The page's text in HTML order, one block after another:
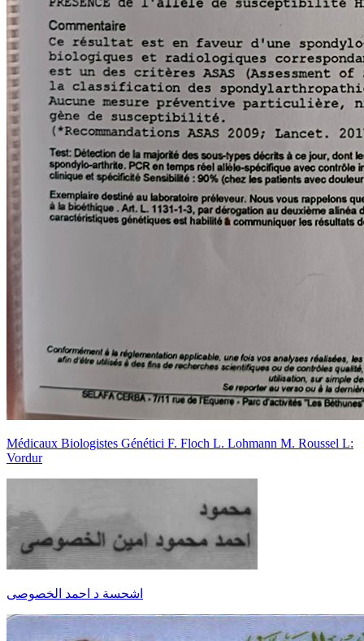
Médicaux Biologistes Génétici F. Floch L. Lohmann M. Roussel L:
Vordur
اشحسة د احمد الخصوصى